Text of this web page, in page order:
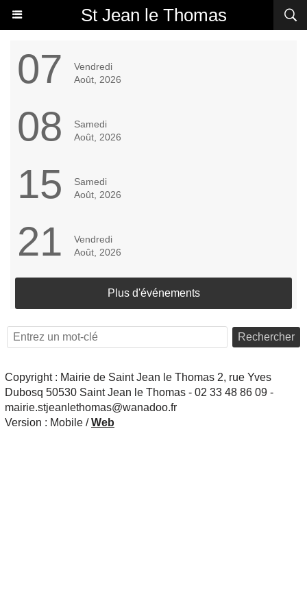
St Jean le Thomas
07
Vendredi
Août, 2026
08
Samedi
Août, 2026
15
Samedi
Août, 2026
21
Vendredi
Août, 2026
Plus d'événements
Rechercher
Copyright : Mairie de Saint Jean le Thomas 2, rue Yves
Dubosq 50530 Saint Jean le Thomas - 02 33 48 86 09 -
mairie.stjeanlethomas@wanadoo.fr
Version : Mobile /Web